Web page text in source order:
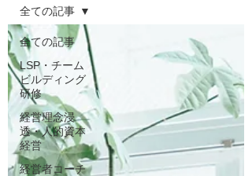
全ての記事
LSP・チーム
ビルディング
研修
経営理念浸
透・人的資本
経営
経営者コーチ
全ての記事